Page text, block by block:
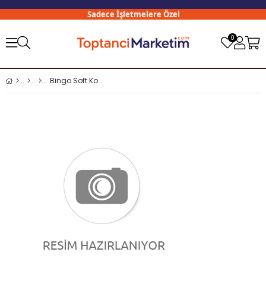
Sadece İşletmelere Özel
0
Bingo Soft Kons. Yumuşatıcı 1440 Ml Manolya